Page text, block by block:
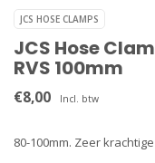
JCS HOSE CLAMPS
JCS Hose
RVS 100mm
€8,00 Incl. btw
80-100mm. Zeer